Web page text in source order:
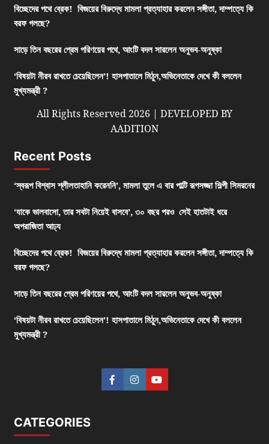
বিচ্ছেদের পথে ব্রেক! বিজয়ের বিরুদ্ধে মামলা প্রত্যাহার করলেন সঙ্গীতা, দাম্পত্যে কি
বরফ গলছে?
সাড়ে তিন বছরের প্রেম পরিণয়ের পথে, আংটি বদল সারলেন অনুভব-অনুষ্কা
‘বিষয়টা নীরব রাখতে চেয়েছিলেন’! হাসপাতালে মিঠুন,অভিনেতাকে দেখে কী বললেন
মুখ্যমন্ত্রী ?
All Rights Reserved 2026 | DEVELOPED BY
AADITION
Recent Posts
‘স্বরূপ বিশ্বাস শ্লীলতাহানি করেননি’, মামলা তুলে এ বার পাল্টি রূপসজ্জা শিল্পী সিমরনের
‘যাকে ভালবাসো, তার সবটা নিয়েই বাসবে’, ৩০ বছর পরও সেই হাতটাই ধরে
অপরাজিতা আঢ্য
বিচ্ছেদের পথে ব্রেক! বিজয়ের বিরুদ্ধে মামলা প্রত্যাহার করলেন সঙ্গীতা, দাম্পত্যে কি
বরফ গলছে?
সাড়ে তিন বছরের প্রেম পরিণয়ের পথে, আংটি বদল সারলেন অনুভব-অনুষ্কা
‘বিষয়টা নীরব রাখতে চেয়েছিলেন’! হাসপাতালে মিঠুন,অভিনেতাকে দেখে কী বললেন
মুখ্যমন্ত্রী ?
CATEGORIES